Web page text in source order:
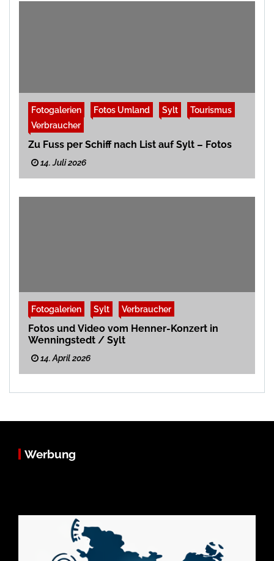
Fotogalerien Fotos Umland Sylt
Tourismus
Verbraucher
Zu Fuss per Schiff nach List auf Sylt – Fotos
14. Juli 2026
Fotogalerien Sylt Verbraucher
Fotos und Video vom Henner-Konzert in
Wenningstedt / Sylt
14. April 2026
Werbung